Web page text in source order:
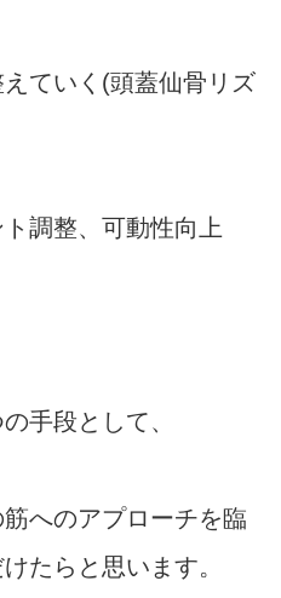
ていく(頭蓋仙骨リズ
調整、可動性向上
手段として、
へのアプローチを臨
たらと思います。